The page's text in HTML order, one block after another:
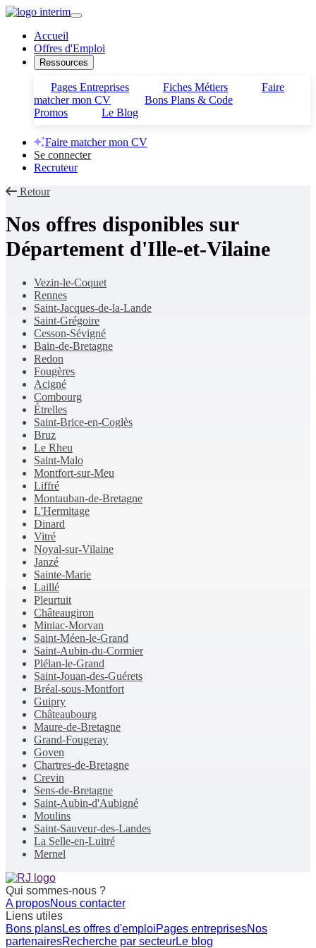
Accueil
Offres d'Emploi
Ressources
Pages Entreprises Fiches Métiers
Faire
matcher mon CV
Bons Plans & Code
Promos
Le Blog
Faire matcher mon CV
Se connecter
Recruteur
Retour
Nos offres disponibles sur
Département d'Ille-et-Vilaine
Vezin-le-Coquet
Rennes
Saint-Jacques-de-la-Lande
Saint-Grégoire
Cesson-Sévigné
Bain-de-Bretagne
Redon
Fougères
Acigné
Combourg
Étrelles
Saint-Brice-en-Coglès
Bruz
Le Rheu
Saint-Malo
Montfort-sur-Meu
Liffré
Montauban-de-Bretagne
L'Hermitage
Dinard
Vitré
Noyal-sur-Vilaine
Janzé
Sainte-Marie
Laillé
Pleurtuit
Châteaugiron
Miniac-Morvan
Saint-Méen-le-Grand
Saint-Aubin-du-Cormier
Plélan-le-Grand
Saint-Jouan-des-Guérets
Bréal-sous-Montfort
Guipry
Châteaubourg
Maure-de-Bretagne
Grand-Fougeray
Goven
Chartres-de-Bretagne
Crevin
Sens-de-Bretagne
Saint-Aubin-d'Aubigné
Moulins
Saint-Sauveur-des-Landes
La Selle-en-Luitré
Mernel
Qui sommes-nous ?
A proposNous contacter
Liens utiles
Bons plansLes offres d'emploiPages entreprisesNos
partenairesRecherche par secteurLe blog